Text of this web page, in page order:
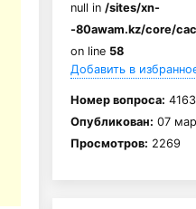
null in /sites/xn-
-80awam.kz/core/
on line 58
Добавить в
Номер вопроса:
Опубликован: 07
Просмотров: 2269